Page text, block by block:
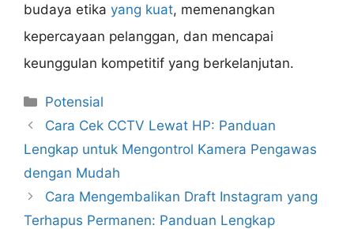
budaya etika yang kuat, memenangkan
kepercayaan pelanggan, dan mencapai
keunggulan kompetitif yang berkelanjutan.
Categories
Potensial
Cara Cek CCTV Lewat HP: Panduan
Lengkap untuk Mengontrol Kamera Pengawas
dengan Mudah
Cara Mengembalikan Draft Instagram yang
Terhapus Permanen: Panduan Lengkap